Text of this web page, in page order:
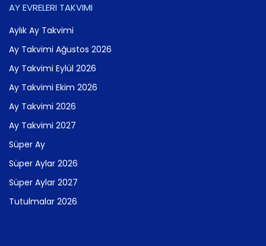
AY EVRELERI TAKVIMI
Aylık Ay Takvimi
Ay Takvimi Ağustos 2026
Ay Takvimi Eylül 2026
Ay Takvimi Ekim 2026
Ay Takvimi 2026
Ay Takvimi 2027
Süper Ay
Süper Aylar 2026
Süper Aylar 2027
Tutulmalar 2026